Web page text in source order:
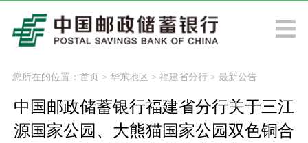
您所在的位置： 首页> 华东地区 > 福建省分行> 最新公告
中国邮政储蓄银行福建省分行关于三江
源国家公园、大熊猫国家公园双色铜合